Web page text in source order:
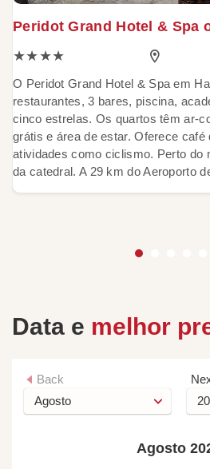
Peridot Grand Hotel & Spa
★★★★
O Peridot Grand Hotel & Spa em
restaurantes, 3 bares, piscina,
cinco estrelas. Os quartos têm ar-
grátis e área de estar. Oferece café
atividades como ciclismo. Perto do
da catedral. A 29 km do Aeroporto
Data e melhor
Back
Agosto